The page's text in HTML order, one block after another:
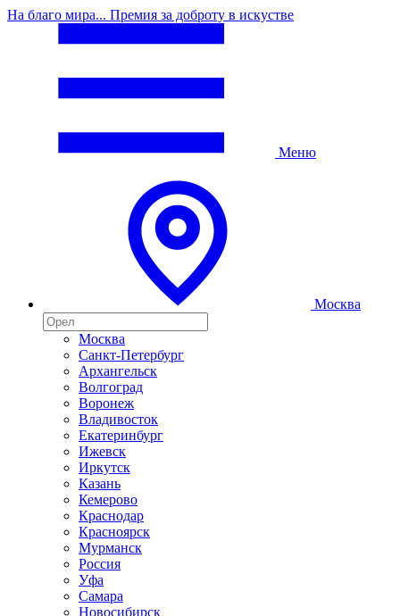
На благо мира... Премия за доброту в искустве
Меню
Москва
Москва
Санкт-Петербург
Архангельск
Волгоград
Воронеж
Владивосток
Екатеринбург
Ижевск
Иркутск
Казань
Кемерово
Краснодар
Красноярск
Мурманск
Россия
Уфа
Самара
Новосибирск